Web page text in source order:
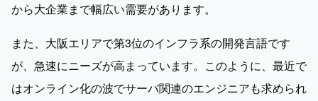
から大企業まで幅広い需要があります。
また、大阪エリアで第3位のインフラ系の開発言語です
が、急速にニーズが高まっています。このように、最近で
はオンライン化の波でサーバ関連のエンジニアも求められ